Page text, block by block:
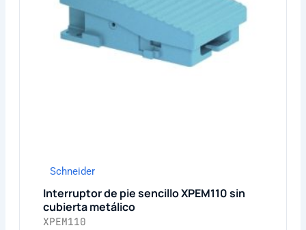
Schneider
Interruptor de pie sencillo XPEM110 sin
cubierta metálico
XPEM110